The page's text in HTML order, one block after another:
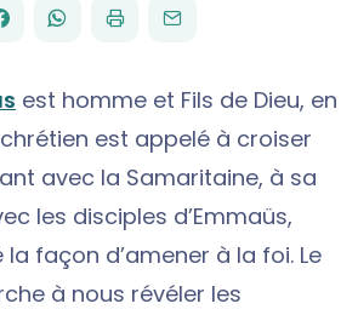
FACEBOOK
PARTAGER
WHATSAPP
IMPRIMERENVOYER
PAR
EMAIL
est homme et Fils de Dieu, en
est appelé à croiser
avec la Samaritaine, à sa
les disciples d’Emmaüs,
façon d’amener à la foi. Le
à nous révéler les